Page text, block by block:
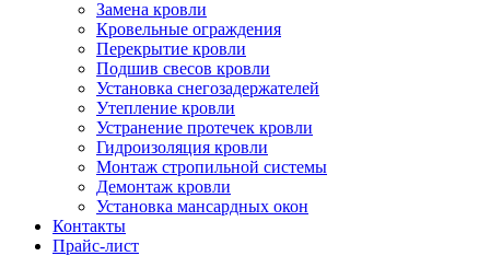
Замена кровли
Кровельные ограждения
Перекрытие кровли
Подшив свесов кровли
Установка снегозадержателей
Утепление кровли
Устранение протечек кровли
Гидроизоляция кровли
Монтаж стропильной системы
Демонтаж кровли
Установка мансардных окон
Контакты
Прайс-лист